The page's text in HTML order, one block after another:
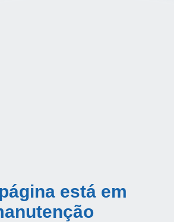
está em